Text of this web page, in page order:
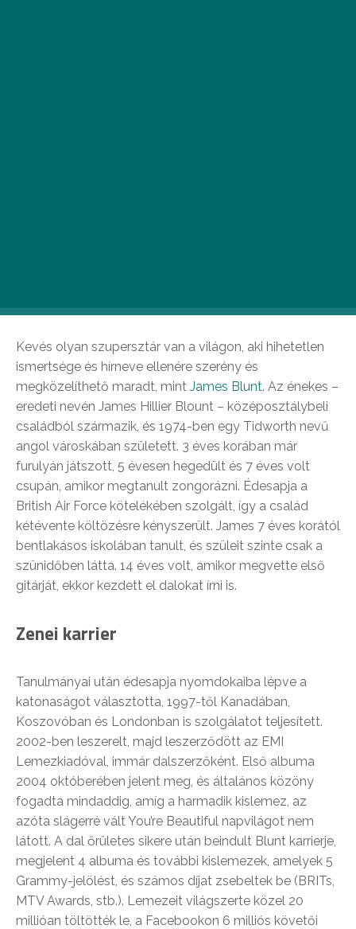
Kevés olyan szupersztár van a világon, aki hihetetlen
ismertsége és hírneve ellenére szerény és
megközelíthető maradt, mint James Blunt. Az énekes –
eredeti nevén James Hillier Blount – középosztálybeli
családból származik, és 1974-ben egy Tidworth nevű
angol városkában született. 3 éves korában már
furulyán játszott, 5 évesen hegedült és 7 éves volt
csupán, amikor megtanult zongorázni. Édesapja a
British Air Force kötelékében szolgált, így a család
kétévente költözésre kényszerült. James 7 éves korától
bentlakásos iskolában tanult, és szüleit szinte csak a
szünidőben látta. 14 éves volt, amikor megvette első
gitárját, ekkor kezdett el dalokat írni is.
Zenei karrier
Tanulmányai után édesapja nyomdokaiba lépve a
katonaságot választotta, 1997-től Kanadában,
Koszovóban és Londonban is szolgálatot teljesített.
2002-ben leszerelt, majd leszerződött az EMI
Lemezkiadóval, immár dalszerzőként. Első albuma
2004 októberében jelent meg, és általános közöny
fogadta mindaddig, amíg a harmadik kislemez, az
azóta slágerré vált You’re Beautiful napvilágot nem
látott. A dal őrületes sikere után beindult Blunt karrierje,
megjelent 4 albuma és további kislemezek, amelyek 5
Grammy-jelölést, és számos díjat zsebeltek be (BRITs,
MTV Awards, stb.). Lemezeit világszerte közel 20
millióan töltötték le, a Facebookon 6 milliós követői